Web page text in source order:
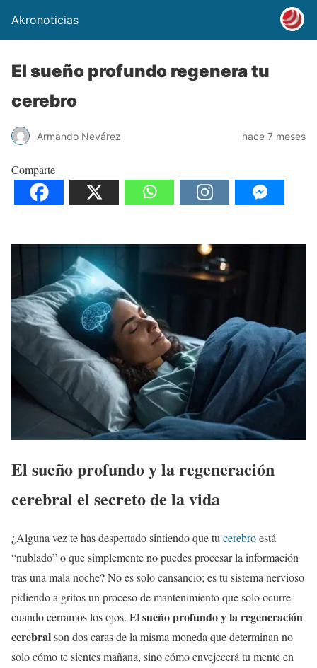
Akronoticias
El sueño profundo regenera tu
cerebro
Armando Nevárez hace 7 meses
Comparte
El sueño profundo y la regeneración
cerebral el secreto de la vida
¿Alguna vez te has despertado sintiendo que tu cerebroestá
“nublado” o que simplemente no puedes procesar la información
tras una mala noche? No es solo cansancio; es tu sistema nervioso
pidiendo a gritos un proceso de mantenimiento que solo ocurre
cuando cerramos los ojos. El sueño profundo y la regeneración
cerebralson dos caras de la misma moneda que determinan no
solo cómo te sientes mañana, sino cómo envejecerá tu mente en